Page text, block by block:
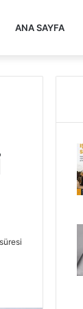
ANA SAYFA